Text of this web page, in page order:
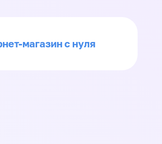
магазин с нуля